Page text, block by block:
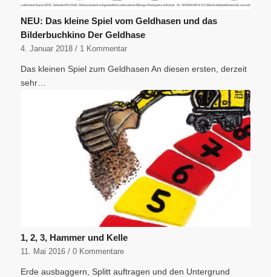
NEU: Das kleine Spiel vom Geldhasen und das
Bilderbuchkino Der Geldhase
4. Januar 2018 / 1 Kommentar
Das kleinen Spiel zum Geldhasen An diesen ersten, derzeit
sehr…
1, 2, 3, Hammer und Kelle
11. Mai 2016 / 0 Kommentare
Erde ausbaggern, Splitt auftragen und den Untergrund